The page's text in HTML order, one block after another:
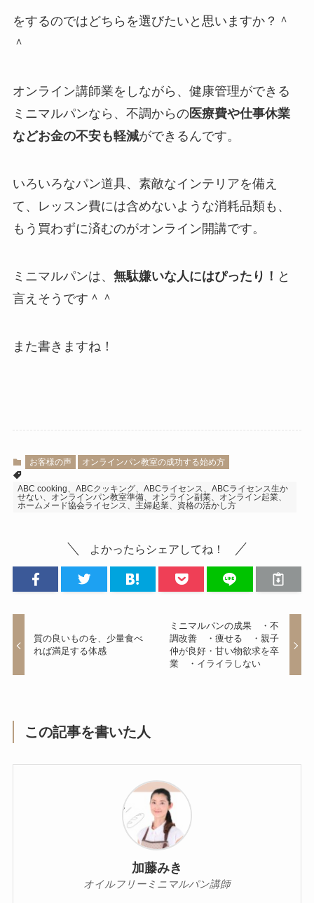
をするのではどちらを選びたいと思いますか？＾
＾
オンライン講師業をしながら、健康管理ができる
ミニマルパンなら、不調からの医療費や仕事休業
などお金の不安も軽減ができるんです。
いろいろなパン道具、素敵なインテリアを備え
て、レッスン費には含めないような消耗品類も、
もう買わずに済むのがオンライン開講です。
ミニマルパンは、 無駄嫌いな人にはぴったり！ と
言えそうです＾＾
また書きますね！
お客様の声 オンラインパン教室の成功する始め方
ABC cooking、ABCクッキング、ABCライセンス、ABCライセンス生か
せない、オンラインパン教室準備、オンライン副業、オンライン起業、
ホームメード協会ライセンス、主婦起業、資格の活かし方
よかったらシェアしてね！
質の良いものを、少量食べ
れば満足する体感
ミニマルパンの成果 ・不
調改善 ・痩せる ・親子
仲が良好・甘い物欲求を卒
業 ・イライラしない
この記事を書いた人
加藤みき
オイルフリーミニマルパン講師